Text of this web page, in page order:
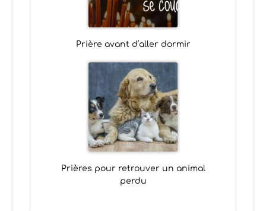
Prière avant d’aller dormir
Prières pour retrouver un animal
perdu